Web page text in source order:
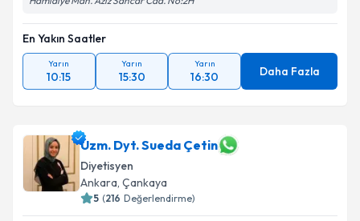
En Yakın Saatler
Yarın
10:15
Yarın
15:30
Yarın
16:30 Daha Fazla
Uzm. Dyt. Sueda Çetin
Diyetisyen
Ankara, Çankaya
5 (216 Değerlendirme)